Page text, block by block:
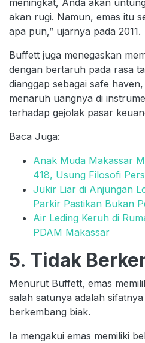
akan rugi. Namun, emas itu
apa pun,” ujarnya pada 2011.
Buffett juga menegaskan
dengan bertaruh pada rasa
dianggap sebagai safe
menaruh uangnya di
terhadap gejolak pasar
Baca Juga:
Anak Muda Makassar
418, Usung Filosofi
Jukir Liar di Anjungan
Parkir Pastikan Bukan
Air Leding Keruh di
PDAM Makassar
5. Tidak
Menurut Buffett, emas
salah satunya adalah
berkembang biak.
Ia mengakui emas memiliki